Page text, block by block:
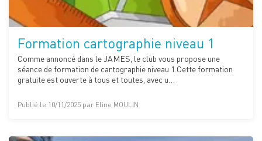
Formation cartographie niveau 1
Comme annoncé dans le JAMES, le club vous propose une
séance de formation de cartographie niveau 1.Cette formation
gratuite est ouverte à tous et toutes, avec u…
Publié le 10/11/2025 par Eline MOULIN